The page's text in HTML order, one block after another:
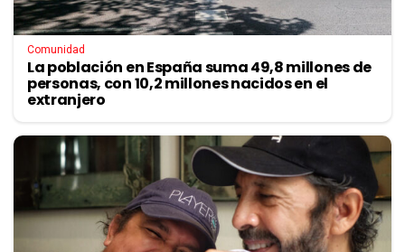
Comunidad
La población en España suma 49,8 millones de
personas, con 10,2 millones nacidos en el
extranjero